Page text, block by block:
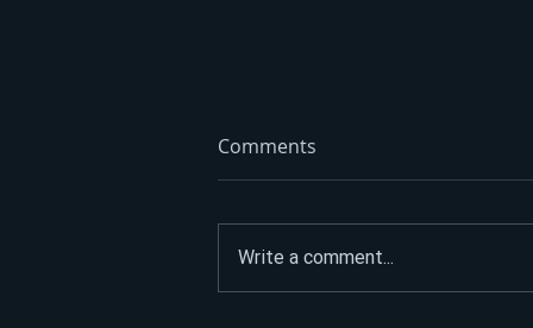
Comments
Write a comment...